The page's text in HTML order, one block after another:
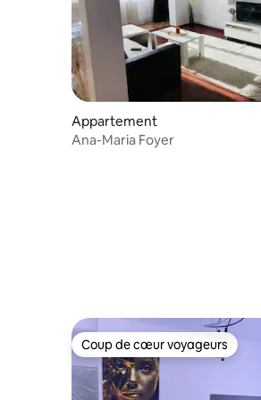
Appartement
Ana-Maria Foyer
Coup de cœur voyageurs
Coup de cœur voyageurs